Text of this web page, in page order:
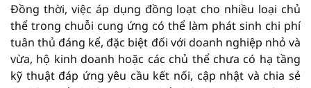
Đồng thời, việc áp dụng đồng loạt cho nhiều loại chủ
thể trong chuỗi cung ứng có thể làm phát sinh chi phí
tuân thủ đáng kể, đặc biệt đối với doanh nghiệp nhỏ và
vừa, hộ kinh doanh hoặc các chủ thể chưa có hạ tầng
kỹ thuật đáp ứng yêu cầu kết nối, cập nhật và chia sẻ